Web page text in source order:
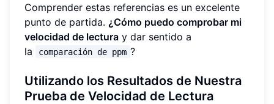
Comprender estas referencias es un excelente
punto de partida. ¿Cómo puedo comprobar mi
velocidad de lectura y dar sentido a
la
comparación de ppm ?
Utilizando los Resultados de Nuestra
Prueba de Velocidad de Lectura